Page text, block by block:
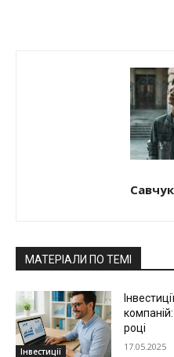
МАТЕРІАЛИ ПО ТЕМІ
Інвестиції
році
17.05.2025